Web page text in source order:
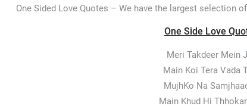
One Sided Love Quotes – We have the largest selection
One Side Love
Meri Takdeer Mein
Main Koi Tera Vada
MujhKo Na
Main Khud Hi